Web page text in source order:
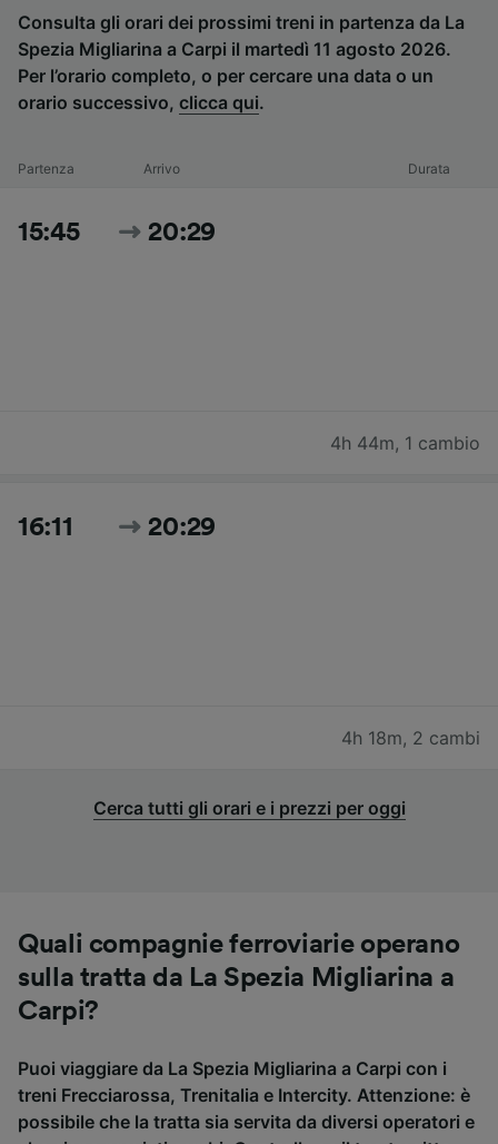
Consulta gli orari dei prossimi treni in partenza da La
Spezia Migliarina a Carpi il martedì 11 agosto 2026.
Per l’orario completo, o per cercare una data o un
orario successivo, clicca qui.
Partenza Arrivo Durata
15:45 20:29
4h 44m, 1 cambio
16:11 20:29
4h 18m, 2 cambi
Cerca tutti gli orari e i prezzi per oggi
Quali compagnie ferroviarie operano
sulla tratta da La Spezia Migliarina a
Carpi?
Puoi viaggiare da La Spezia Migliarina a Carpi con i
treni Frecciarossa, Trenitalia e Intercity. Attenzione: è
possibile che la tratta sia servita da diversi operatori e